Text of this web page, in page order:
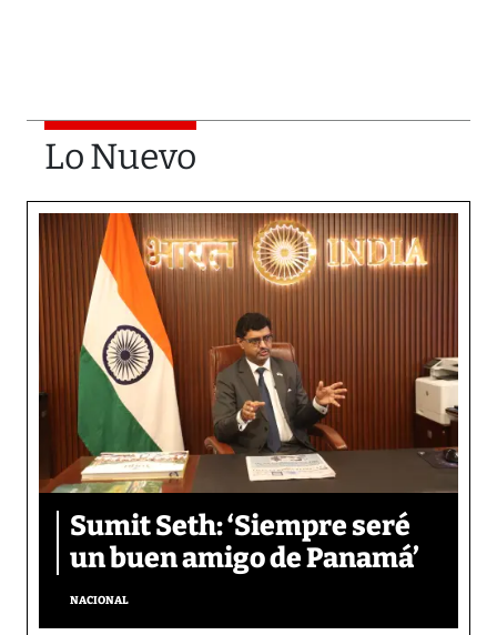
Lo Nuevo
Sumit Seth: ‘Siempre seré
un buen amigo de Panamá’
NACIONAL